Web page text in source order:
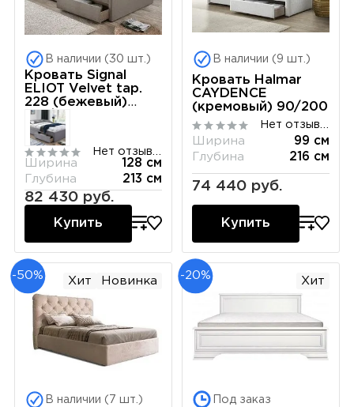
В наличии (30 шт.)
Кровать Signal
ELIOT Velvet tap.
228 (бежевый)
120/200
Ширина
128 см
Глубина
213 см
82 430 руб.
Купить
В наличии (9 шт.)
Кровать Halmar
CAYDENCE
(кремовый) 90/200
Ширина
99 см
Глубина
216 см
74 440 руб.
Купить
-50% Хит Новинка
В наличии (7 шт.)
-20% Хит
Под заказ